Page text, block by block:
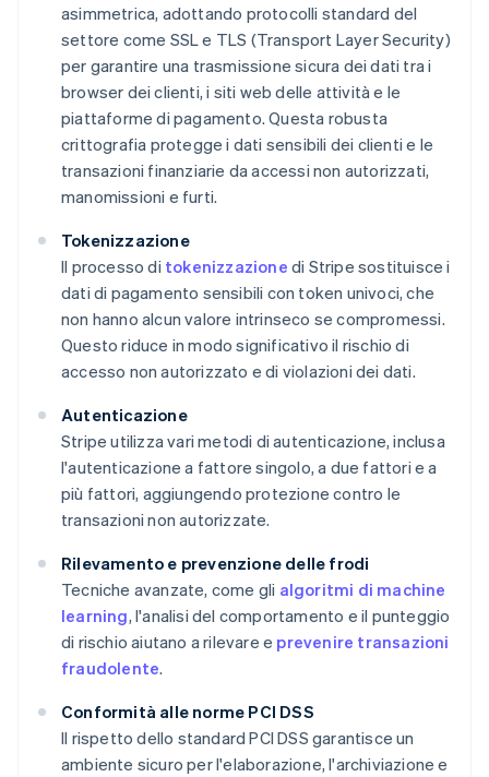
asimmetrica, adottando protocolli standard del
settore come SSL e TLS (Transport Layer Security)
per garantire una trasmissione sicura dei dati tra i
browser dei clienti, i siti web delle attività e le
piattaforme di pagamento. Questa robusta
crittografia protegge i dati sensibili dei clienti e le
transazioni finanziarie da accessi non autorizzati,
manomissioni e furti.
Tokenizzazione
Il processo di tokenizzazione di Stripe sostituisce i
dati di pagamento sensibili con token univoci, che
non hanno alcun valore intrinseco se compromessi.
Questo riduce in modo significativo il rischio di
accesso non autorizzato e di violazioni dei dati.
Autenticazione
Stripe utilizza vari metodi di autenticazione, inclusa
l'autenticazione a fattore singolo, a due fattori e a
più fattori, aggiungendo protezione contro le
transazioni non autorizzate.
Rilevamento e prevenzione delle frodi
Tecniche avanzate, come gli algoritmi di machine
learning, l'analisi del comportamento e il punteggio
di rischio aiutano a rilevare e prevenire transazioni
fraudolente.
Conformità alle norme PCI DSS
Il rispetto dello standard PCI DSS garantisce un
ambiente sicuro per l'elaborazione, l'archiviazione e